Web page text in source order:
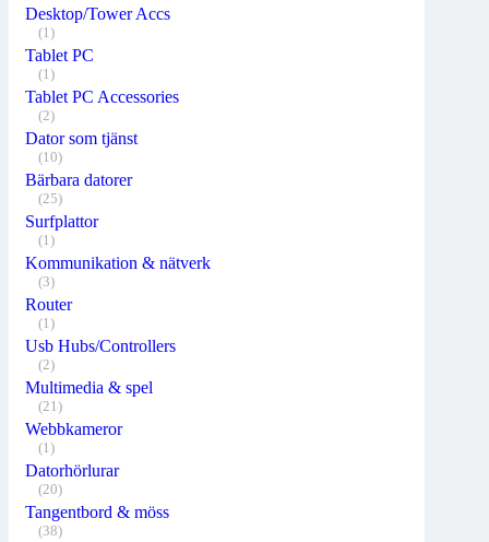
Desktop/Tower Accs
(1)
Tablet PC
(1)
Tablet PC Accessories
(2)
Dator som tjänst
(10)
Bärbara datorer
(25)
Surfplattor
(1)
Kommunikation & nätverk
(3)
Router
(1)
Usb Hubs/Controllers
(2)
Multimedia & spel
(21)
Webbkameror
(1)
Datorhörlurar
(20)
Tangentbord & möss
(38)